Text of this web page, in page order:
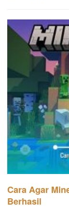
Cara Agar
Berhasil